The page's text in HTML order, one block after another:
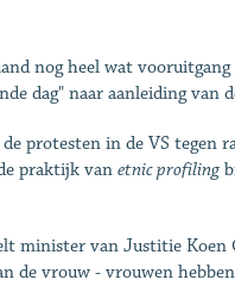
nog heel wat
dag" naar aanleiding
protesten in de VS tegen
praktijk van etnic profiling
minister van Justitie Koen
de vrouw - vrouwen